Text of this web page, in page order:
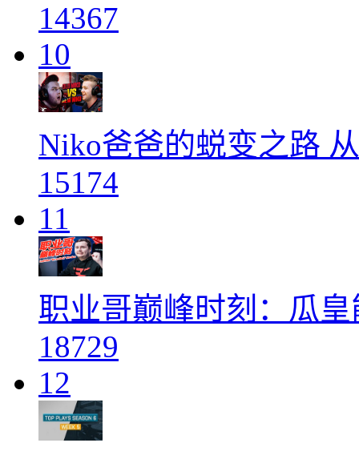
14367
10
Niko爸爸的蜕变之路
15174
11
职业哥巅峰时刻：瓜
18729
12